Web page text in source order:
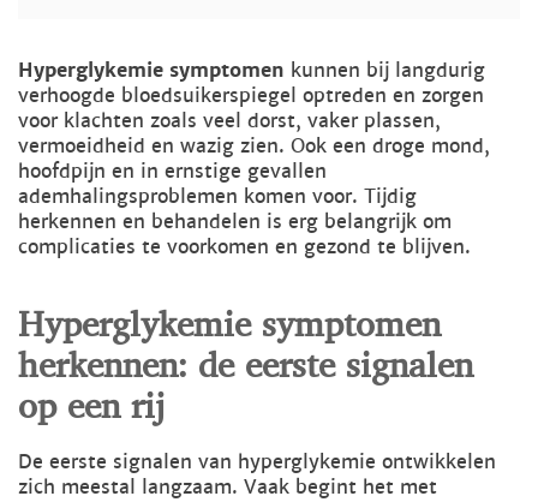
Hyperglykemie symptomen kunnen bij langdurig
verhoogde bloedsuikerspiegel optreden en zorgen
voor klachten zoals veel dorst, vaker plassen,
vermoeidheid en wazig zien. Ook een droge mond,
hoofdpijn en in ernstige gevallen
ademhalingsproblemen komen voor. Tijdig
herkennen en behandelen is erg belangrijk om
complicaties te voorkomen en gezond te blijven.
Hyperglykemie symptomen
herkennen: de eerste signalen
op een rij
De eerste signalen van hyperglykemie ontwikkelen
zich meestal langzaam. Vaak begint het met